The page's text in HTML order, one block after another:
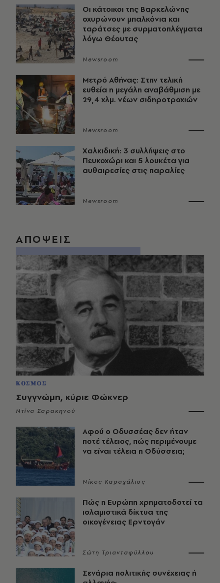
Οι κάτοικοι της Βαρκελώνης
οχυρώνουν μπαλκόνια και
ταράτσες με συρματοπλέγματα
λόγω Θέουτας
Newsroom
Μετρό Αθήνας: Στην τελική
ευθεία η μεγάλη αναβάθμιση με
29,4 χλμ. νέων σιδηροτροχιών
Newsroom
Χαλκιδική: 3 συλλήψεις στο
Πευκοχώρι και 5 λουκέτα για
αυθαιρεσίες στις παραλίες
Newsroom
ΑΠΟΨΕΙΣ
ΚΟΣΜΟΣ
Συγγνώμη, κύριε Φώκνερ
Ντίνα Σαρακηνού
Αφού ο Οδυσσέας δεν ήταν
ποτέ τέλειος, πώς περιμένουμε
να είναι τέλεια η Οδύσσεια;
Νίκος Καραχάλιος
Πώς η Ευρώπη χρηματοδοτεί τα
ισλαμιστικά δίκτυα της
οικογένειας Ερντογάν
Σώτη Τριανταφύλλου
Σενάρια πολιτικής συνέχειας ή